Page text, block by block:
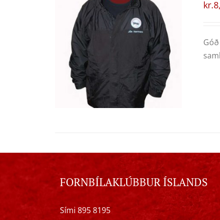
kr.
FORNBÍLAKLÚBBUR ÍSLANDS
Sími 895 8195